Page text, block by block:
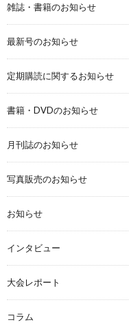
雑誌・書籍のお知らせ
最新号のお知らせ
定期購読に関するお知らせ
書籍・DVDのお知らせ
月刊誌のお知らせ
写真販売のお知らせ
お知らせ
インタビュー
大会レポート
コラム